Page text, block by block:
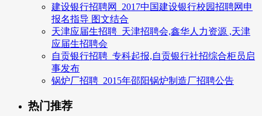
建设银行招聘网_2017中国建设银行校园招聘网申
报名指导 图文结合
天津应届生招聘_天津招聘会,鑫华人力资源 ,天津
应届生招聘会
自贡银行招聘_专科起报,自贡银行社招综合柜员启
事发布
锅炉厂招聘_2015年邵阳锅炉制造厂招聘公告
热门推荐